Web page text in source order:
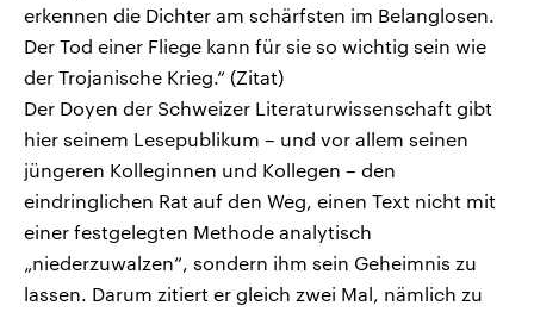
erkennen die Dichter am schärfsten im Belanglosen.
Der Tod einer Fliege kann für sie so wichtig sein wie
der Trojanische Krieg.“ (Zitat)
Der Doyen der Schweizer Literaturwissenschaft gibt
hier seinem Lesepublikum – und vor allem seinen
jüngeren Kolleginnen und Kollegen – den
eindringlichen Rat auf den Weg, einen Text nicht mit
einer festgelegten Methode analytisch
„niederzuwalzen“, sondern ihm sein Geheimnis zu
lassen. Darum zitiert er gleich zwei Mal, nämlich zu